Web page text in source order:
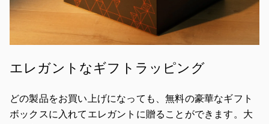
エレガントなギフトラッピング
どの製品をお買い上げになっても、無料の豪華なギフト
ボックスに入れてエレガントに贈ることができます。大